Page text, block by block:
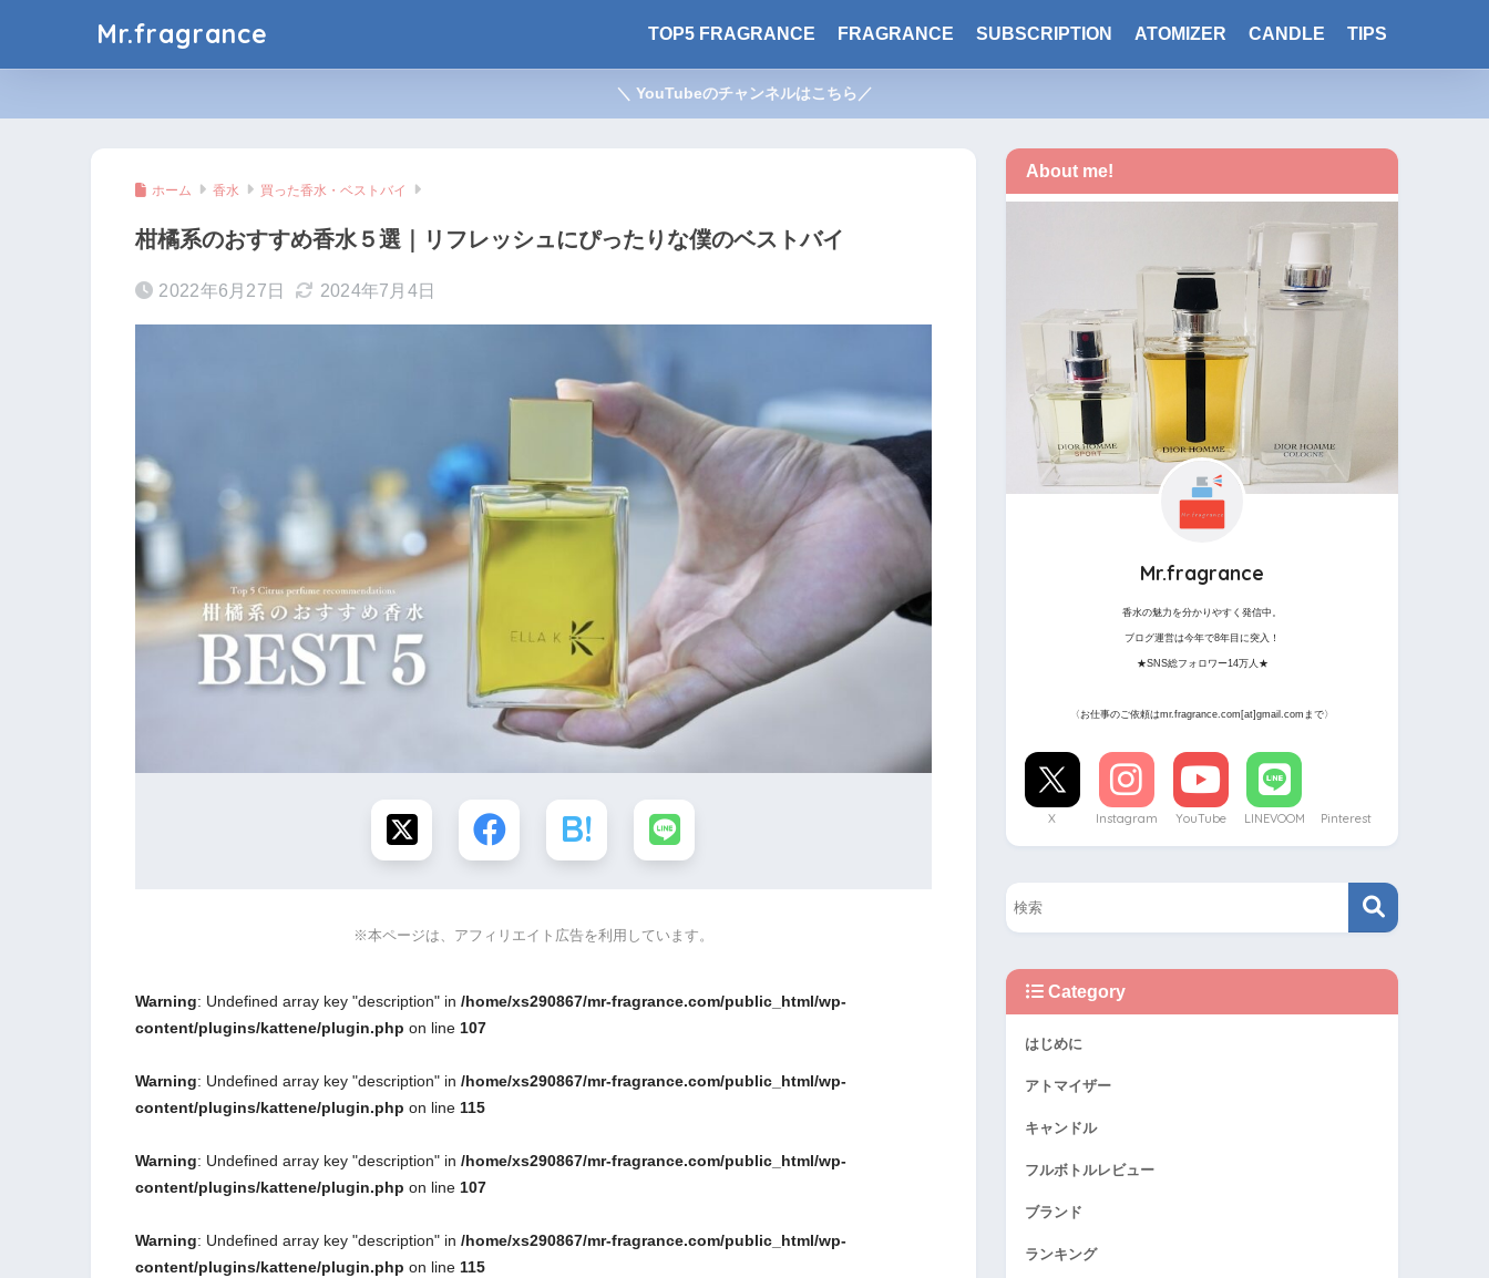
Mr.fragrance TOP5 FRAGRANCE FRAGRANCE SUBSCRIPTION ATOMIZER CANDLE TIPS
＼ YouTubeのチャンネルはこちら／
ホーム 香水 買った香水・ベストバイ
柑橘系のおすすめ香水５選｜リフレッシュにぴったりな僕のベストバイ
2022年6月27日 2024年7月4日
※本ページは、アフィリエイト広告を利用しています。
Warning: Undefined array key "description" in /home/xs290867/mr-fragrance.com/public_html/wp-
content/plugins/kattene/plugin.php on line 107
Warning: Undefined array key "description" in /home/xs290867/mr-fragrance.com/public_html/wp-
content/plugins/kattene/plugin.php on line 115
Warning: Undefined array key "description" in /home/xs290867/mr-fragrance.com/public_html/wp-
content/plugins/kattene/plugin.php on line 107
Warning: Undefined array key "description" in /home/xs290867/mr-fragrance.com/public_html/wp-
content/plugins/kattene/plugin.php on line 115
About me!
Mr.fragrance
香水の魅力を分かりやすく発信中。
ブログ運営は今年で8年目に突入！
★SNS総フォロワー14万人★
〈お仕事のご依頼はmr.fragrance.com[at]gmail.comまで〉
X Instagram YouTube LINEVOOM Pinterest
Category
はじめに
アトマイザー
キャンドル
フルボトルレビュー
ブランド
ランキング